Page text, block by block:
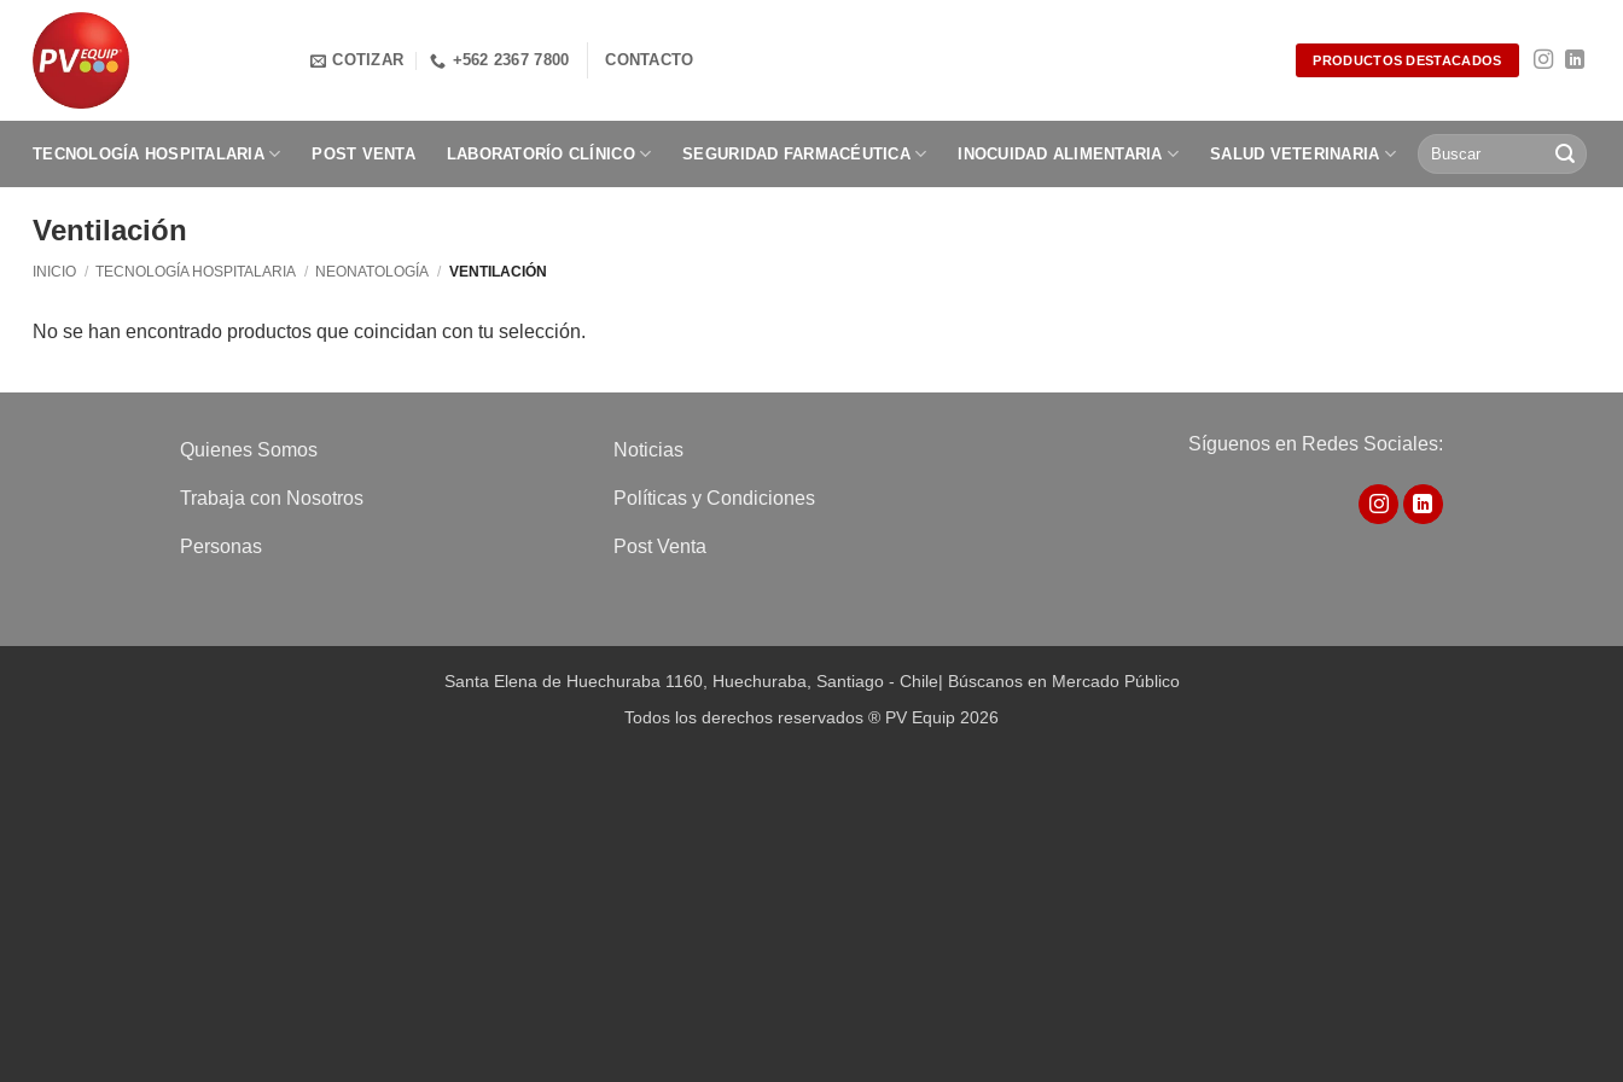
contenido
COTIZAR +562 2367 7800 CONTACTO PRODUCTOS DESTACADOS
TECNOLOGÍA HOSPITALARIA POST VENTA LABORATORÍO CLÍNICO SEGURIDAD FARMACÉUTICA INOCUIDAD ALIMENTARIA SALUD VETERINARIA
Buscar
por:
Ventilación
INICIO / TECNOLOGÍA HOSPITALARIA / NEONATOLOGÍA / VENTILACIÓN
No se han encontrado productos que coincidan con tu selección.
Quienes Somos
Trabaja con Nosotros
Personas
Noticias
Políticas y Condiciones
Post Venta
Síguenos en Redes Sociales:
Santa Elena de Huechuraba 1160, Huechuraba, Santiago - Chile| Búscanos en Mercado Público
Todos los derechos reservados ® PV Equip 2026